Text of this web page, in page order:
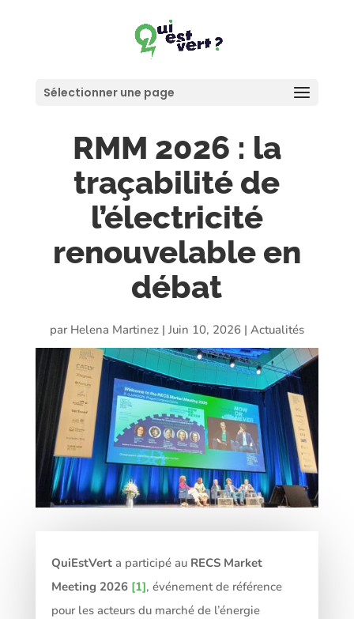
Sélectionner une page
RMM 2026 : la
traçabilité de
l’électricité
renouvelable en
débat
par Helena Martinez| Juin 10, 2026| Actualités
QuiEstVerta participé au RECS Market
Meeting 2026 [1], événement de référence
pour les acteurs du marché de l’énergie